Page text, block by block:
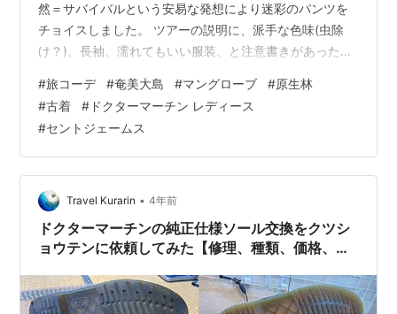
然＝サバイバルという安易な発想により迷彩のパンツを
チョイスしました。 ツアーの説明に、派手な色味(虫除
け？)、長袖、濡れてもいい服装、と注意書きがあったの
ネート🐸 〈トップ:古着 SAINT JAMES セントジェーム
ス〉 派手な色味がいい、と聞いて一番初めに思い浮かん
だ、このセントジェームス💘 ピンクにオレンジのボーダ
ーです🧡 シンプルもかわいいけど、こういう思い切った
色も実は結構使えるので、いろいろ集めたくなりますね
😆 www.sho…
#旅コーデ #奄美大島 #マングローブ #原生林
#古着 # ドクターマーチン レディース
#セントジェームス
Travel Kurarin • 4年前
ドクターマーチンの純正仕様ソール交換をクツシ
ョウテンに依頼してみた【修理、種類、価格、純
サイドゴア、公式、ブーツ】